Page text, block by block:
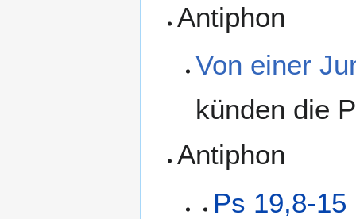
Antiphon
Von einer
künden die
Antiphon
Ps 19,8-15